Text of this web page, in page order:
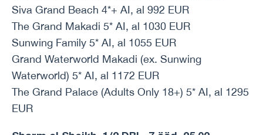
Siva Grand Beach 4*+ AI, al 992 EUR
The Grand Makadi 5* AI, al 1030 EUR
Sunwing Family 5* AI, al 1055 EUR
Grand Waterworld Makadi (ex. Sunwing
Waterworld) 5* AI, al 1172 EUR
The Grand Palace (Adults Only 18+) 5* AI, al 1295
EUR